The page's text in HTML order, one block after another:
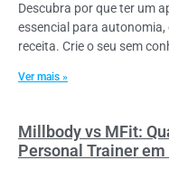
Descubra por que ter um
essencial para
receita. Crie o seu sem
Ver mais »
Millbody vs MFit:
Personal Trainer em